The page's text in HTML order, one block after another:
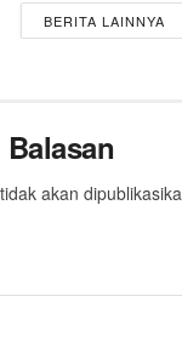
BERITA LAINNYA
akan